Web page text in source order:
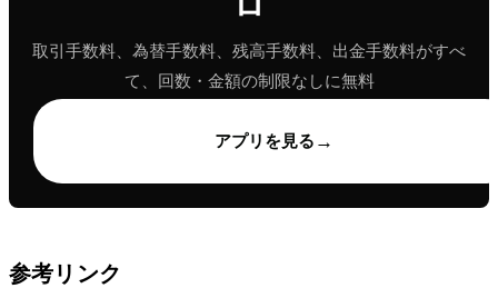
取引手数料、為替手数料、残高手数料、出金手数料がすべ
て、回数・金額の制限なしに無料
アプリを見る →
参考リンク